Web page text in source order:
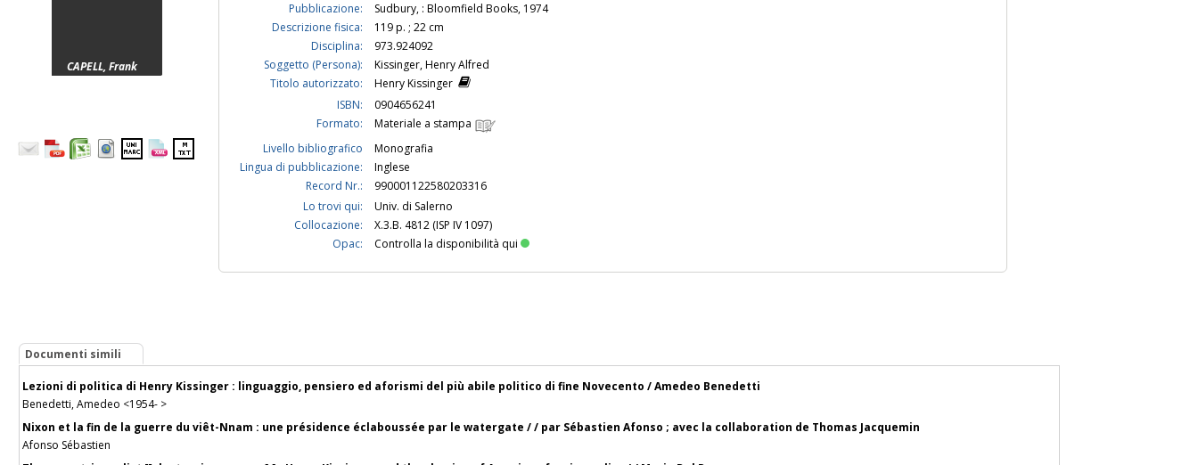
CAPELL, Frank
Pubblicazione:
Sudbury, : Bloomfield Books, 1974
Descrizione fisica:
119 p. ; 22 cm
Disciplina:
973.924092
Soggetto (Persona):
Kissinger, Henry Alfred
Titolo autorizzato:
Henry Kissinger
ISBN:
0904656241
Formato:
Materiale a stampa
Livello bibliografico
Monografia
Lingua di pubblicazione:
Inglese
Record Nr.:
990001122580203316
Lo trovi qui:
Univ. di Salerno
Collocazione:
X.3.B. 4812 (ISP IV 1097)
Opac:
Controlla la disponibilità qui
Documenti simili
Lezioni di politica di Henry Kissinger : linguaggio, pensiero ed aforismi del più abile politico di fine Novecento / Amedeo Benedetti
Benedetti, Amedeo <1954- >
Nixon et la fin de la guerre du viêt-Nnam : une présidence éclaboussée par le watergate / / par Sébastien Afonso ; avec la collaboration de Thomas Jacquemin
Afonso Sébastien